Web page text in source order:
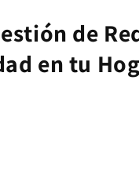
de
en tu